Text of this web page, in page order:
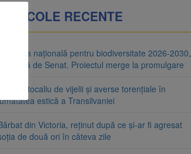
ARTICOLE RECENTE
Strategia națională pentru biodiversitate 2026-2030,
adoptată de Senat. Proiectul merge la promulgare
Cod portocaliu de vijelii și averse torențiale în
estică a Transilvaniei
din Victoria, reținut după ce și-ar fi agresat
de două ori în câteva zile